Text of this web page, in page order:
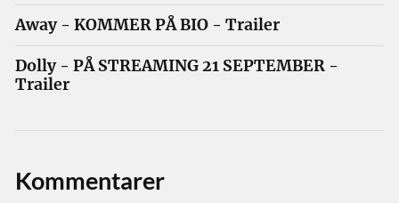
Away - KOMMER PÅ BIO - Trailer
Dolly - PÅ STREAMING 21 SEPTEMBER -
Trailer
Kommentarer